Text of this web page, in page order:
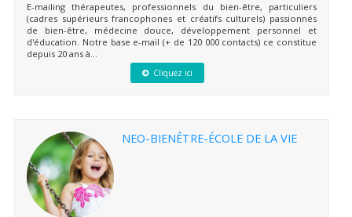
E-mailing thérapeutes, professionnels du bien-être, particuliers
(cadres supérieurs francophones et créatifs culturels) passionnés
de bien-être, médecine douce, développement personnel et
d'éducation. Notre base e-mail (+ de 120 000 contacts) ce constitue
depuis 20 ans à...
Cliquez ici
NEO-BIENÊTRE-ÉCOLE DE LA VIE